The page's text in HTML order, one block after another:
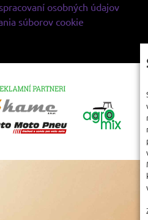
osobných údajov
súborov cookie